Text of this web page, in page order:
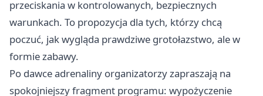
przeciskania w kontrolowanych, bezpiecznych
warunkach. To propozycja dla tych, którzy chcą
poczuć, jak wygląda prawdziwe grotołazstwo, ale w
formie zabawy.
Po dawce adrenaliny organizatorzy zapraszają na
spokojniejszy fragment programu: wypożyczenie